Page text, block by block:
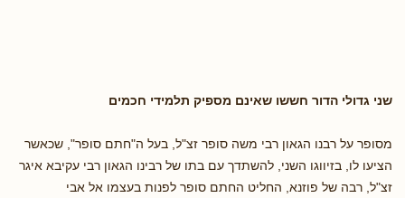
שני גדולי הדור חששו שאינם מספיק תלמידי חכמים
מסופר על רבנו הגאון רבי משה סופר זצ"ל, בעל ה"חתם סופר", שכאשר
הציעו לו, בזיווגו השני, להשתדך עם בתו של רבינו הגאון רבי עקיבא איגר
זצ"ל, רבה של פוזנא, החליט החתם סופר לפנות בעצמו אל אבי